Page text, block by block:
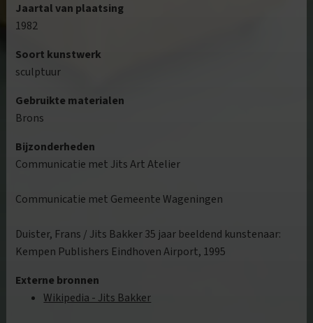
Jaartal van plaatsing
1982
Soort kunstwerk
sculptuur
Gebruikte materialen
Brons
Bijzonderheden
Communicatie met Jits Art Atelier
Communicatie met Gemeente Wageningen
Duister, Frans / Jits Bakker 35 jaar beeldend kunstenaar:
Kempen Publishers Eindhoven Airport, 1995
Externe bronnen
Wikipedia - Jits Bakker